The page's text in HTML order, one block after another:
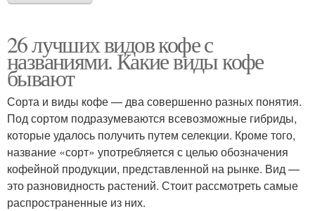
26 лучших видов кофе с
названиями. Какие виды кофе
бывают
Сорта и виды кофе — два совершенно разных понятия.
Под сортом подразумеваются всевозможные гибриды,
которые удалось получить путем селекции. Кроме того,
название «сорт» употребляется с целью обозначения
кофейной продукции, представленной на рынке. Вид —
это разновидность растений. Стоит рассмотреть самые
распространенные из них.